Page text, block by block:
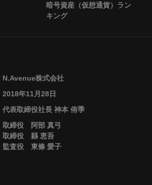
暗号資産（仮想通貨）ラン
キング
N.Avenue株式会社
2018年11月28日
代表取締役社長 神本 侑季
取締役 阿部 真弓
取締役 縣 恵吾
監査役 東條 愛子